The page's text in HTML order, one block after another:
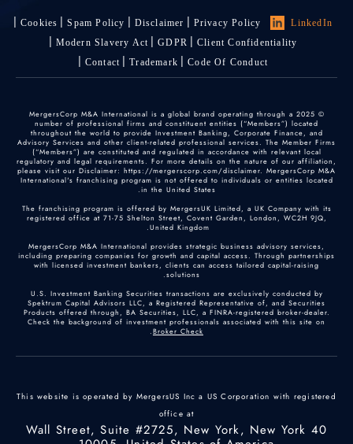
LinkedIn
Privacy Policy
Disclaimer
Spam Policy
Cookies
Client Confidentiality
GDPR
Modern Slavery Act
Code Of Conduct
Trademark
Contact
© 2025 MergersCorp M&A International is a global brand operating through a
number of professional firms and constituent entities (“Members”) located
throughout the world to provide Investment Banking, Corporate Finance, and
Advisory Services and other client-related professional services. The Member Firms
(“Members”) are constituted and regulated in accordance with relevant local
regulatory and legal requirements. For more details on the nature of our affiliation,
please visit our Disclaimer: https://mergerscorp.com/disclaimer. MergersCorp M&A
International's franchising program is not offered to individuals or entities located
in the United States.
The franchising program is offered by MergersUK Limited, a UK Company with its
registered office at 71-75 Shelton Street, Covent Garden, London, WC2H 9JQ,
United Kingdom.
MergersCorp M&A International provides strategic business advisory services,
including preparing companies for growth and capital access. Through partnerships
with licensed investment bankers, clients can access tailored capital-raising
solutions.
U.S. Investment Banking Securities transactions are exclusively conducted by
Spektrum Capital Advisors LLC, a Registered Representative of, and Securities
Products offered through, BA Securities, LLC, a FINRA-registered broker-dealer.
Check the background of investment professionals associated with this site on
Broker Check
.
This website is operated by MergersUS Inc a US Corporation with registered
office at
40 Wall Street, Suite #2725, New York, New York